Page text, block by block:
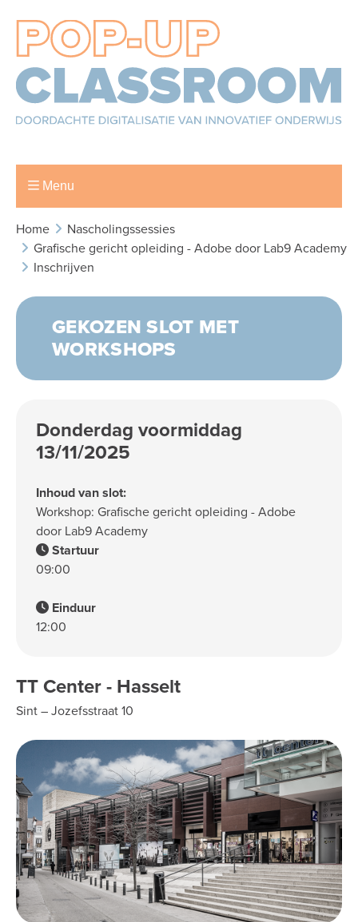
Menu
Home
Nascholingssessies
Grafische gericht opleiding - Adobe door Lab9 Academy
Inschrijven
GEKOZEN SLOT MET
WORKSHOPS
Donderdag voormiddag
13/11/2025
Inhoud van slot:
Workshop: Grafische gericht opleiding - Adobe
door Lab9 Academy
Startuur
09:00
Einduur
12:00
TT Center - Hasselt
Sint – Jozefsstraat 10